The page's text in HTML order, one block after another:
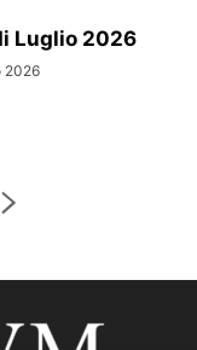
Luglio 2026
2026